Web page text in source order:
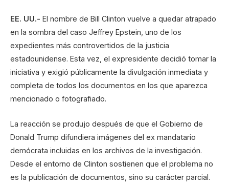
EE. UU.- El nombre de Bill Clinton vuelve a quedar atrapado
en la sombra del caso Jeffrey Epstein, uno de los
expedientes más controvertidos de la justicia
estadounidense. Esta vez, el expresidente decidió tomar la
iniciativa y exigió públicamente la divulgación inmediata y
completa de todos los documentos en los que aparezca
mencionado o fotografiado.
La reacción se produjo después de que el Gobierno de
Donald Trump difundiera imágenes del ex mandatario
demócrata incluidas en los archivos de la investigación.
Desde el entorno de Clinton sostienen que el problema no
es la publicación de documentos, sino su carácter parcial.